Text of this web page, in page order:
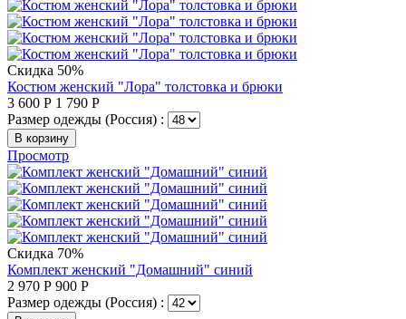
Скидка 50%
Костюм женский "Лора" толстовка и брюки
3 600 Р 1 790 Р
Размер одежды (Россия) :
В корзину
Просмотр
Скидка 70%
Комплект женский "Домашний" синий
2 970 Р 900 Р
Размер одежды (Россия) :